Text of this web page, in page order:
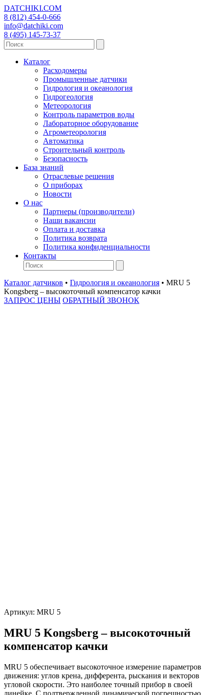
DATCHIKI.COM
8 (812) 454-0-666
info@datchiki.com
8 (495) 145-73-37
Каталог
Расходомеры
Промышленные датчики
Гидрология и океанология
Гидрогеология
Метеорология
Контроль параметров воды
Лабораторное оборудование
Агрометеорология
Автоматика
Строительный контроль
Безопасность
База знаний
Отраслевые решения
О приборах
Новости
О нас
Партнеры (производители)
Наши вакансии
Оплата и доставка
Политика возврата
Политика конфиденциальности
Контакты
Каталог датчиков • Гидрология и океанология • MRU 5
Kongsberg – высокоточный компенсатор качки
ЗАПРОС ЦЕНЫ ОБРАТНЫЙ ЗВОНОК
Артикул: MRU 5
MRU 5 Kongsberg – высокоточный
компенсатор качки
MRU 5 обеспечивает высокоточное измерение параметров
движения: углов крена, дифферента, рыскания и векторов
угловой скорости. Это наиболее точный прибор в своей
линейке. С подтвержденной динамической погрешностью